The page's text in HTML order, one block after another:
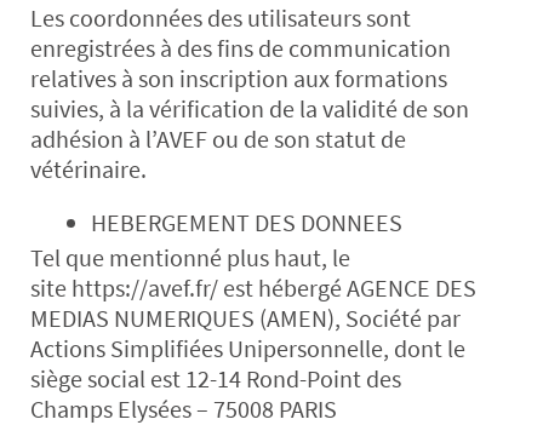
Les coordonnées des utilisateurs sont
enregistrées à des fins de communication
relatives à son inscription aux formations
suivies, à la vérification de la validité de son
adhésion à l’AVEF ou de son statut de
vétérinaire.
HEBERGEMENT DES DONNEES
Tel que mentionné plus haut, le
site https://avef.fr/ est hébergé AGENCE DES
MEDIAS NUMERIQUES (AMEN), Société par
Actions Simplifiées Unipersonnelle, dont le
siège social est 12-14 Rond-Point des
Champs Elysées – 75008 PARIS